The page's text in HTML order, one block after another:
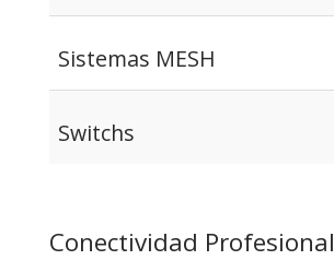
Sistemas MESH
Switchs
Conectividad Profesional